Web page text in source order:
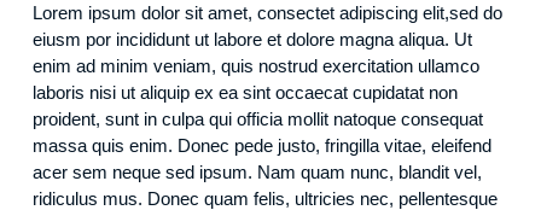
Lorem ipsum dolor sit amet, consectet adipiscing elit,sed do
eiusm por incididunt ut labore et dolore magna aliqua. Ut
enim ad minim veniam, quis nostrud exercitation ullamco
laboris nisi ut aliquip ex ea sint occaecat cupidatat non
proident, sunt in culpa qui officia mollit natoque consequat
massa quis enim. Donec pede justo, fringilla vitae, eleifend
acer sem neque sed ipsum. Nam quam nunc, blandit vel,
ridiculus mus. Donec quam felis, ultricies nec, pellentesque